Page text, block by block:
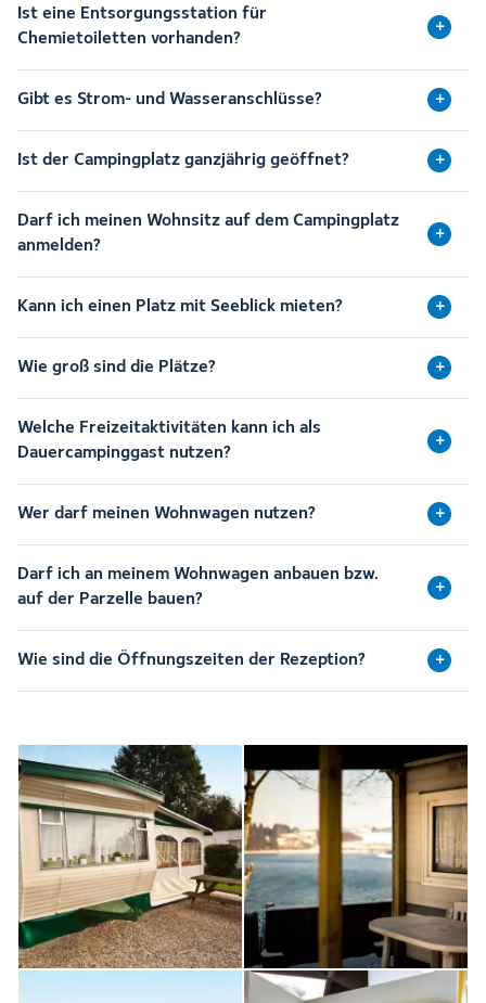
Ist eine Entsorgungsstation für
Chemietoiletten vorhanden?
Gibt es Strom- und Wasseranschlüsse?
Ist der Campingplatz ganzjährig geöffnet?
Darf ich meinen Wohnsitz auf dem Campingplatz
anmelden?
Kann ich einen Platz mit Seeblick mieten?
Wie groß sind die Plätze?
Welche Freizeitaktivitäten kann ich als
Dauercampinggast nutzen?
Wer darf meinen Wohnwagen nutzen?
Darf ich an meinem Wohnwagen anbauen bzw.
auf der Parzelle bauen?
Wie sind die Öffnungszeiten der Rezeption?